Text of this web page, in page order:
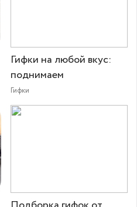
Гифки на любой вкус:
поднимаем
Гифки